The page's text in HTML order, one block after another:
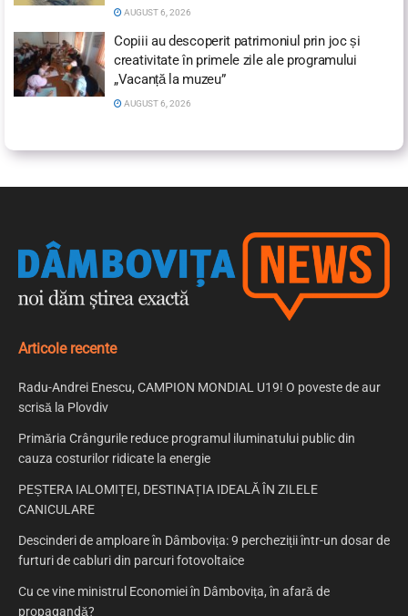
AUGUST 6, 2026
Copiii au descoperit patrimoniul prin joc și
creativitate în primele zile ale programului
„Vacanță la muzeu”
AUGUST 6, 2026
Articole recente
Radu-Andrei Enescu, CAMPION MONDIAL U19! O poveste de aur
scrisă la Plovdiv
Primăria Crângurile reduce programul iluminatului public din
cauza costurilor ridicate la energie
PEȘTERA IALOMIȚEI, DESTINAȚIA IDEALĂ ÎN ZILELE
CANICULARE
Descinderi de amploare în Dâmbovița: 9 percheziții într-un dosar de
furturi de cabluri din parcuri fotovoltaice
Cu ce vine ministrul Economiei în Dâmbovița, în afară de
propagandă?